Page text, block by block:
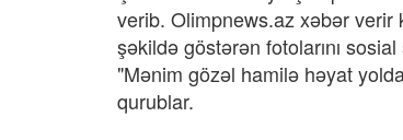
verib. Olimpnews.az xəbər verir
şəkildə göstərən fotolarını
"Mənim gözəl hamilə həyat
qurublar.